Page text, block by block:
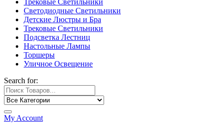
Трековые Светильники
Светодиодные Светильники
Детские Люстры и Бра
Трековые Светильники
Подсветка Лестниц
Настольные Лампы
Торшеры
Уличное Освещение
Search for:
My Account